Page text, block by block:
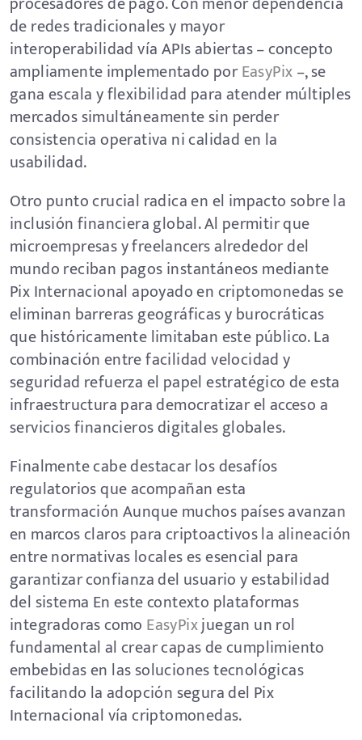
de redes tradicionales y mayor
interoperabilidad vía APIs abiertas – concepto
ampliamente implementado porEasyPix–, se
gana escala y flexibilidad para atender múltiples
mercados simultáneamente sin perder
consistencia operativa ni calidad en la
usabilidad.
Otro punto crucial radica en el impacto sobre la
inclusión financiera global. Al permitir que
microempresas y freelancers alrededor del
mundo reciban pagos instantáneos mediante
Pix Internacional apoyado en criptomonedas se
eliminan barreras geográficas y burocráticas
que históricamente limitaban este público. La
combinación entre facilidad velocidad y
seguridad refuerza el papel estratégico de esta
infraestructura para democratizar el acceso a
servicios financieros digitales globales.
Finalmente cabe destacar los desafíos
regulatorios que acompañan esta
transformación Aunque muchos países avanzan
en marcos claros para criptoactivos la alineación
entre normativas locales es esencial para
garantizar confianza del usuario y estabilidad
del sistema En este contexto plataformas
integradoras como EasyPixjuegan un rol
fundamental al crear capas de cumplimiento
embebidas en las soluciones tecnológicas
facilitando la adopción segura del Pix
Internacional vía criptomonedas.